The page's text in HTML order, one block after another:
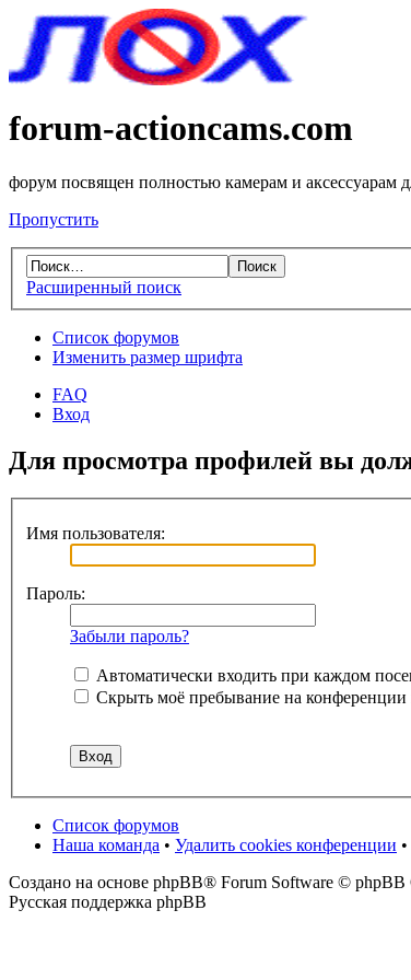
forum-actioncams.com
форум посвящен полностью камерам и аксессуарам
Пропустить
Расширенный поиск
Список форумов
Изменить размер шрифта
FAQ
Вход
Для просмотра профилей вы
Имя пользователя:
Пароль:
Забыли пароль?
Автоматически входить при каждом
Скрыть моё пребывание на конференции
Список форумов
Наша команда • Удалить cookies конференции
Создано на основе phpBB® Forum Software © phpBB
Русская поддержка phpBB